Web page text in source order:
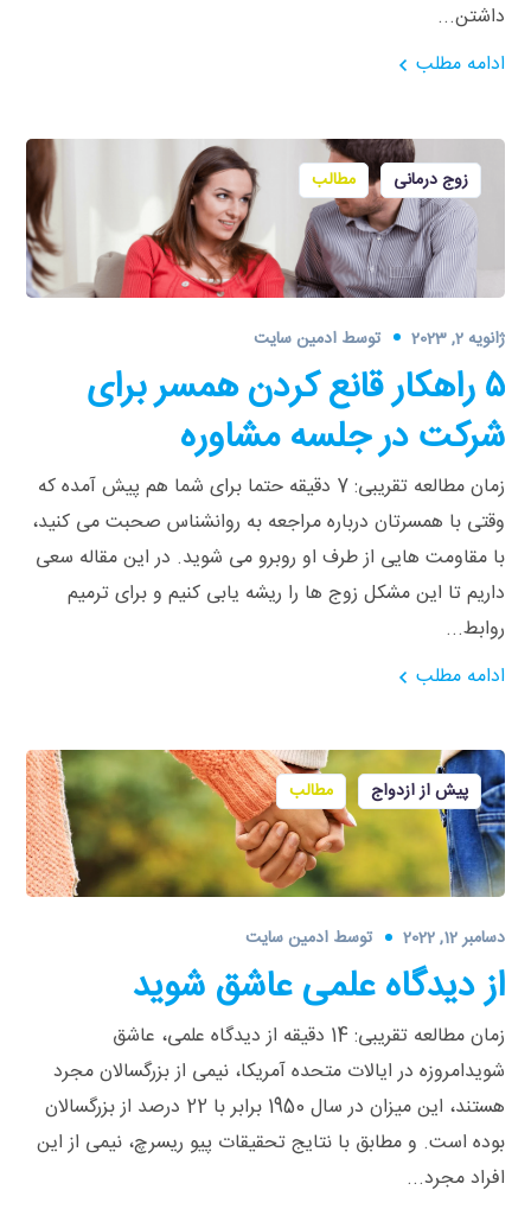
داشتن...
ادامه مطلب
زوج درمانی مطالب
ژانویه 2, 2023 توسطادمین سایت
۵ راهکار قانع کردن همسر برای
شرکت در جلسه مشاوره
زمان مطالعه تقریبی: 7 دقیقه حتما برای شما هم پیش آمده که
وقتی با همسرتان درباره مراجعه به روانشناس صحبت می­ کنید،
با مقاومت­ هایی از طرف او روبرو می­ شوید. در این مقاله سعی
داریم تا این مشکل زوج­ ها را ریشه یابی کنیم و برای ترمیم
روابط...
ادامه مطلب
پیش از ازدواج مطالب
دسامبر 12, 2022 توسطادمین سایت
از دیدگاه علمی عاشق شوید
زمان مطالعه تقریبی: 14 دقیقه از دیدگاه علمی، عاشق
شویدامروزه در ایالات متحده آمریکا، نیمی از بزرگسالان مجرد
هستند، این میزان در سال 1950 برابر با 22 درصد از بزرگسالان
بوده است. و مطابق با نتایج تحقیقات پیو ریسرچ، نیمی از این
افراد مجرد...